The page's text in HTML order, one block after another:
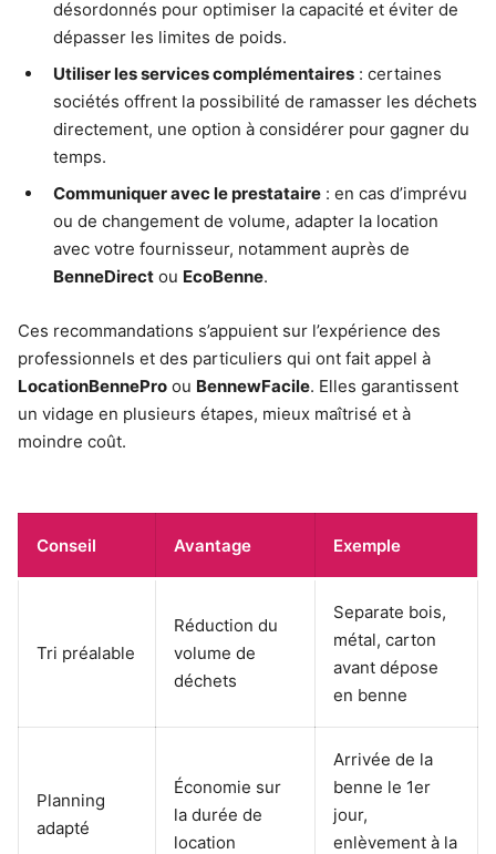
désordonnés pour optimiser la capacité et éviter de
dépasser les limites de poids.
Utiliser les services complémentaires : certaines
sociétés offrent la possibilité de ramasser les déchets
directement, une option à considérer pour gagner du
temps.
Communiquer avec le prestataire : en cas d’imprévu
ou de changement de volume, adapter la location
avec votre fournisseur, notamment auprès de
BenneDirect ou EcoBenne.
Ces recommandations s’appuient sur l’expérience des
professionnels et des particuliers qui ont fait appel à
LocationBennePro ou BennewFacile. Elles garantissent
un vidage en plusieurs étapes, mieux maîtrisé et à
moindre coût.
Conseil Avantage Exemple
Tri préalable
Réduction du
volume de
déchets
Separate bois,
métal, carton
avant dépose
en benne
Planning
adapté
Économie sur
la durée de
location
Arrivée de la
benne le 1er
jour,
enlèvement à la